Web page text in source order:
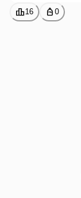
leaderboard16 personal_bag 0